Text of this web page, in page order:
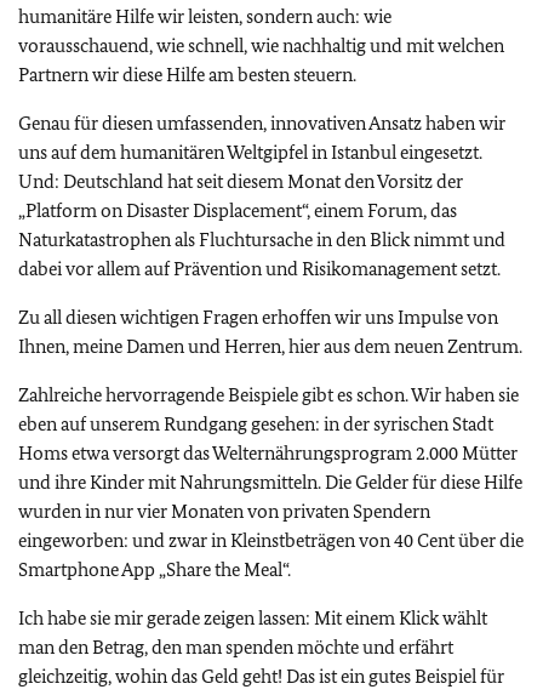
humanitäre Hilfe wir leisten, sondern auch: wie
vorausschauend, wie schnell, wie nachhaltig und mit welchen
Partnern wir diese Hilfe am besten steuern.
Genau für diesen umfassenden, innovativen Ansatz haben wir
uns auf dem humanitären Weltgipfel in Istanbul eingesetzt.
Und: Deutschland hat seit diesem Monat den Vorsitz der
„Platform on Disaster Displacement“, einem Forum, das
Naturkatastrophen als Fluchtursache in den Blick nimmt und
dabei vor allem auf Prävention und Risikomanagement setzt.
Zu all diesen wichtigen Fragen erhoffen wir uns Impulse von
Ihnen, meine Damen und Herren, hier aus dem neuen Zentrum.
Zahlreiche hervorragende Beispiele gibt es schon. Wir haben sie
eben auf unserem Rundgang gesehen: in der syrischen Stadt
Homs etwa versorgt das Welternährungsprogram 2.000 Mütter
und ihre Kinder mit Nahrungsmitteln. Die Gelder für diese Hilfe
wurden in nur vier Monaten von privaten Spendern
eingeworben: und zwar in Kleinstbeträgen von 40 Cent über die
Smartphone App „Share the Meal“.
Ich habe sie mir gerade zeigen lassen: Mit einem Klick wählt
man den Betrag, den man spenden möchte und erfährt
gleichzeitig, wohin das Geld geht! Das ist ein gutes Beispiel für